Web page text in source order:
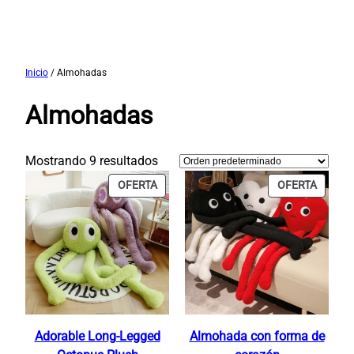
Saltar
contenido
Inicio / Almohadas
Almohadas
Mostrando 9 resultados
OFERTAPRODUCTO
EN
OFERTA
Adorable Long-Legged
OFERTA
EN
Almohada con forma de